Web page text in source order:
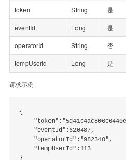
token String 是
eventId Long 是
operatorId String 否
tempUserId Long 是
请求示例
{
    "eventId":620487,
    "operatorId":"982340",
    "tempUserId":113